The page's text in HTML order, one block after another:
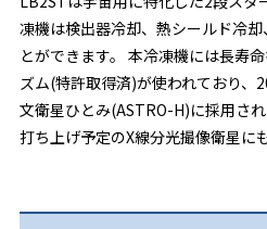
凍機は検出器冷却、熱シールド冷
とができます。 本冷凍機には長寿
ズム(特許取得済)が使われており、
文衛星ひとみ(ASTRO-H)に採用さ
打ち上げ予定のX線分光撮像衛星に